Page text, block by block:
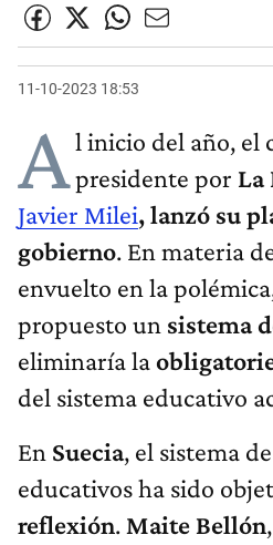
11-10-2023 18:53
Al inicio del año, el
presidente por La
Javier Milei, lanzó su
gobierno. En materia
envuelto en la
propuesto un sistema
eliminaría la
del sistema educativo
En Suecia, el sistema
educativos ha sido
reflexión. Maite Bellón